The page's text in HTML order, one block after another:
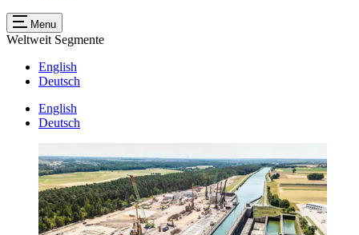
Menu
Weltweit Segmente
English
Deutsch
English
Deutsch